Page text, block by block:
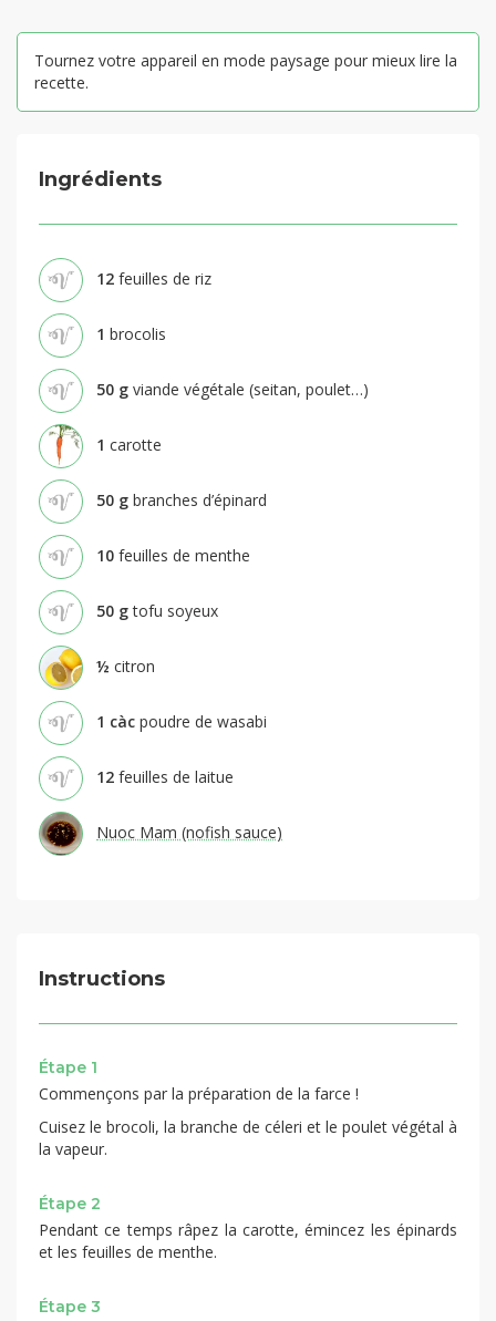
Tournez votre appareil en mode paysage pour mieux lire la
recette.
Ingrédients
12 feuilles de riz
1 brocolis
50 g viande végétale (seitan, poulet…)
1 carotte
50 g branches d’épinard
10 feuilles de menthe
50 gtofu soyeux
½ citron
1 càc poudre de wasabi
12 feuilles de laitue
Nuoc Mam (nofish sauce)
Instructions
Étape 1
Commençons par la préparation de la farce !
Cuisez le brocoli, la branche de céleri et le poulet végétal à
la vapeur.
Étape 2
Pendant ce temps râpez la carotte, émincez les épinards
et les feuilles de menthe.
Étape 3